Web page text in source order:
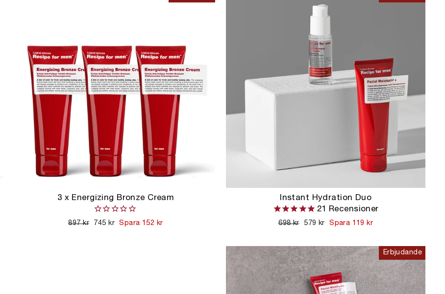
3 x Energizing Bronze Cream
Ordinarie
897 kr Kampanjpris
745 kr Spara 152 kr
Instant Hydration Duo
21 Recensioner
Ordinarie
698 kr Kampanjpris
579 kr Spara 119 kr
Erbjudande